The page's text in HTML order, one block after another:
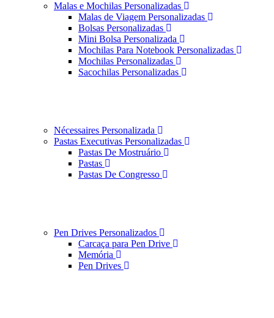
Malas e Mochilas Personalizadas
Malas de Viagem Personalizadas
Bolsas Personalizadas
Mini Bolsa Personalizada
Mochilas Para Notebook Personalizadas
Mochilas Personalizadas
Sacochilas Personalizadas
Nécessaires Personalizada
Pastas Executivas Personalizadas
Pastas De Mostruário
Pastas
Pastas De Congresso
Pen Drives Personalizados
Carcaça para Pen Drive
Memória
Pen Drives